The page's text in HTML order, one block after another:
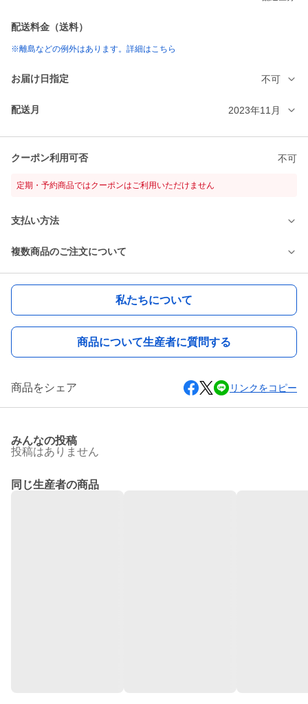
配送料金（送料）
※離島などの例外はあります。詳細はこちら
お届け日指定 不可
配送月 2023年11月
クーポン利用可否 不可
定期・予約商品ではクーポンはご利用いただけません
支払い方法
複数商品のご注文について
私たちについて
商品について生産者に質問する
商品をシェア リンクをコピー
みんなの投稿
投稿はありません
同じ生産者の商品